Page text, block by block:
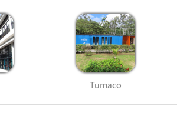
Tumaco